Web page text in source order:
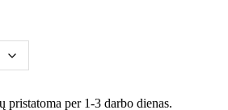
pristatoma per 1-3 darbo dienas.